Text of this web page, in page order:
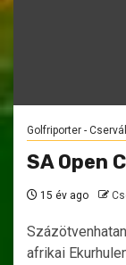
Golfriporter -
SA Open
15 év ago
afrikai